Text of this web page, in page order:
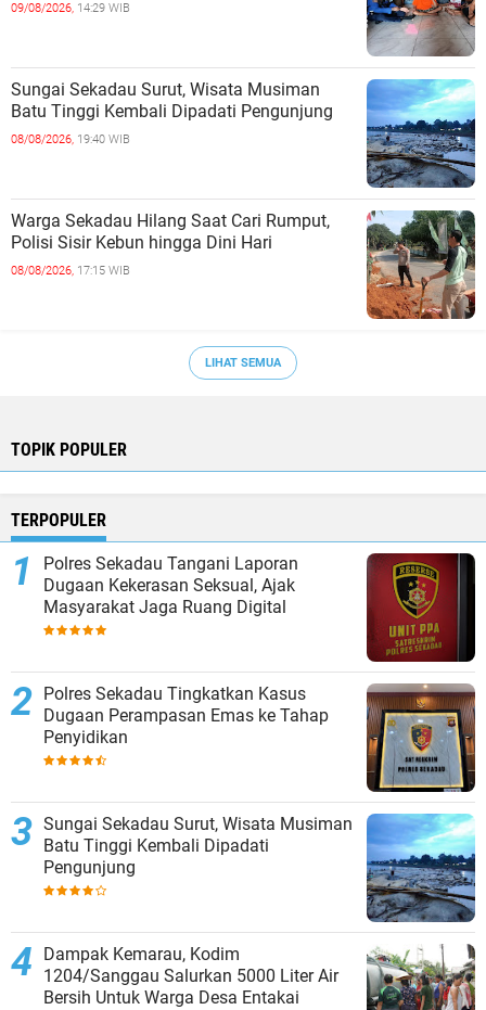
09/08/2026, 14:29 WIB
Sungai Sekadau Surut, Wisata Musiman
Batu Tinggi Kembali Dipadati Pengunjung
08/08/2026, 19:40 WIB
Warga Sekadau Hilang Saat Cari Rumput,
Polisi Sisir Kebun hingga Dini Hari
08/08/2026, 17:15 WIB
LIHAT SEMUA
TOPIK POPULER
TERPOPULER
Polres Sekadau Tangani Laporan
Dugaan Kekerasan Seksual, Ajak
Masyarakat Jaga Ruang Digital
Polres Sekadau Tingkatkan Kasus
Dugaan Perampasan Emas ke Tahap
Penyidikan
Sungai Sekadau Surut, Wisata Musiman
Batu Tinggi Kembali Dipadati
Pengunjung
Dampak Kemarau, Kodim
1204/Sanggau Salurkan 5000 Liter Air
Bersih Untuk Warga Desa Entakai